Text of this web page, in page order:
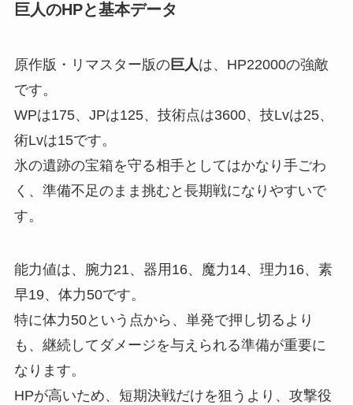
巨人のHPと基本データ
原作版・リマスター版の巨人 は、HP22000の強敵
です。
WPは175、JPは125、技術点は3600、技Lvは25、
術Lvは15です。
氷の遺跡の宝箱を守る相手としてはかなり手ごわ
く、準備不足のまま挑むと長期戦になりやすいで
す。
能力値は、腕力21、器用16、魔力14、理力16、素
早19、体力50です。
特に体力50という点から、単発で押し切るより
も、継続してダメージを与えられる準備が重要に
なります。
HPが高いため、短期決戦だけを狙うより、攻撃役